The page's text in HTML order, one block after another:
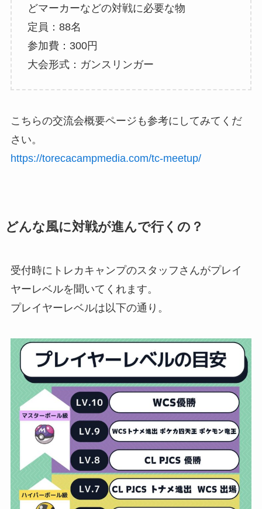
どマーカーなどの対戦に必要な物
定員：88名
参加費：300円
大会形式：ガンスリンガー
こちらの交流会概要ページも参考にしてみてくだ
さい。
https://torecacampmedia.com/tc-meetup/
どんな風に対戦が進んで行くの？
受付時にトレカキャンプのスタッフさんがプレイ
ヤーレベルを聞いてくれます。
プレイヤーレベルは以下の通り。